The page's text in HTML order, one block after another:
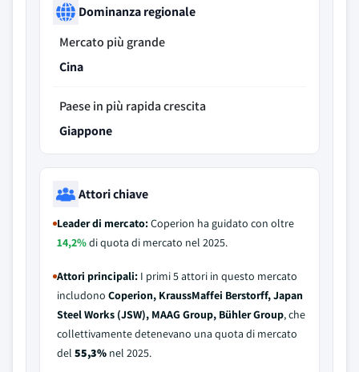
Dominanza regionale
Mercato più grande
Cina
Paese in più rapida crescita
Giappone
Attori chiave
Leader di mercato:Coperion ha guidato con oltre
14,2%di quota di mercato nel 2025.
Attori principali: I primi 5 attori in questo mercato
includono Coperion, KraussMaffei Berstorff, Japan
Steel Works (JSW), MAAG Group, Bühler Group, che
collettivamente detenevano una quota di mercato
del 55,3% nel 2025.